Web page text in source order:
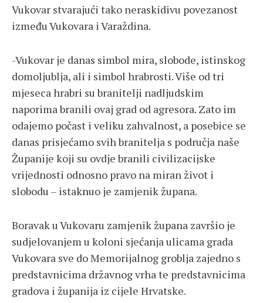
Vukovar stvarajući tako neraskidivu povezanost
između Vukovara i Varaždina.
-Vukovar je danas simbol mira, slobode, istinskog
domoljublja, ali i simbol hrabrosti. Više od tri
mjeseca hrabri su branitelji nadljudskim
naporima branili ovaj grad od agresora. Zato im
odajemo počast i veliku zahvalnost, a posebice se
danas prisjećamo svih branitelja s područja naše
Županije koji su ovdje branili civilizacijske
vrijednosti odnosno pravo na miran život i
slobodu – istaknuo je zamjenik župana.
Boravak u Vukovaru zamjenik župana završio je
sudjelovanjem u koloni sjećanja ulicama grada
Vukovara sve do Memorijalnog groblja zajedno s
predstavnicima državnog vrha te predstavnicima
gradova i županija iz cijele Hrvatske.